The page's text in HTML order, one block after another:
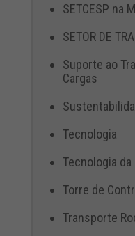
SETCESP na
SETOR DE
Suporte ao
Cargas
Tecnologia
Tecnologia
Torre de
Transporte